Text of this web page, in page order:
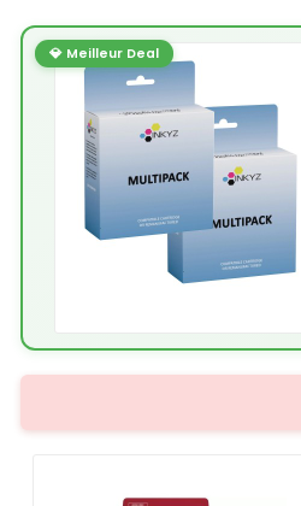
💎 Meilleur Deal